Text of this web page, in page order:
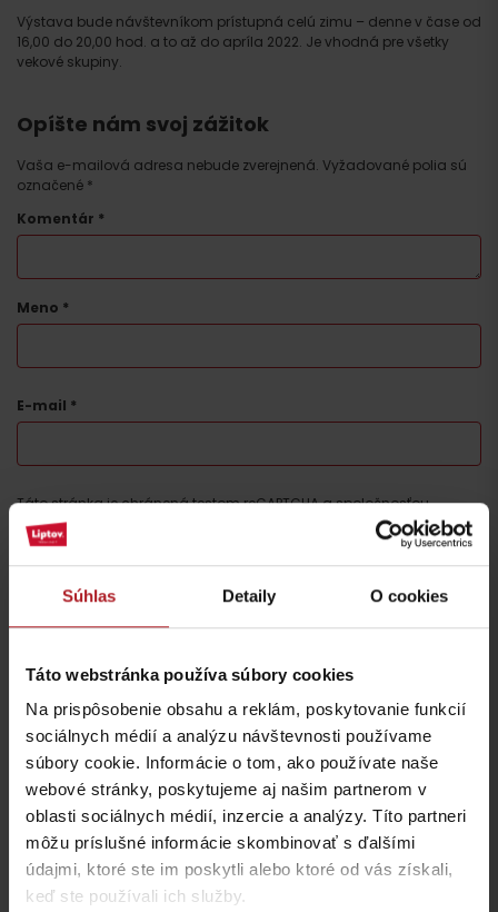
Súhlas Detaily O cookies
Táto webstránka používa súbory cookies
Na prispôsobenie obsahu a reklám, poskytovanie funkcií
sociálnych médií a analýzu návštevnosti používame
súbory cookie. Informácie o tom, ako používate naše
webové stránky, poskytujeme aj našim partnerom v
oblasti sociálnych médií, inzercie a analýzy. Títo partneri
môžu príslušné informácie skombinovať s ďalšími
údajmi, ktoré ste im poskytli alebo ktoré od vás získali,
keď ste používali ich služby.
Výstava bude návštevníkom prístupná celú zimu – denne v čase od
16,00 do 20,00 hod. a to až do apríla 2022. Je vhodná pre všetky
vekové skupiny.
Opíšte nám svoj zážitok
Vaša e-mailová adresa nebude zverejnená. Vyžadované polia sú
označené *
Komentár *
Meno *
E-mail *
Táto stránka je chránená testom reCAPTCHA a spoločnosťou
Google.
Nezabudnite si prečítať aj ďalšie články
Lokálne dobroty, ktoré
musíte na Liptove
ochutnať
región Liptov
Chládok na Liptove
verzus rozpálený
panelák
región Liptov
Príchod